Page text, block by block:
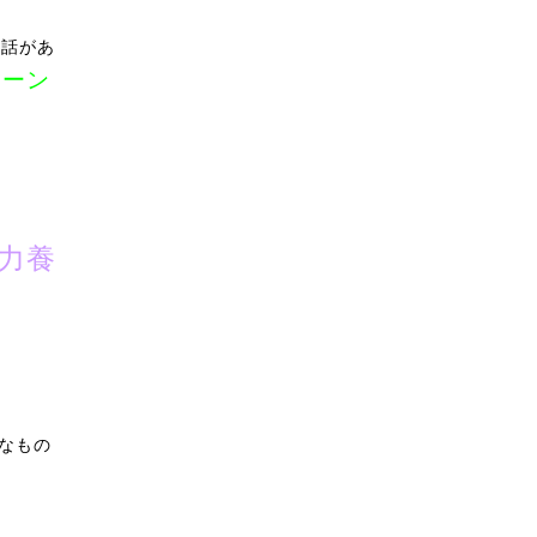
があ
ン
養
もの